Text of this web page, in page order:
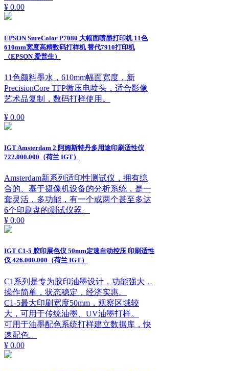
¥ 0.00
EPSON SureColor P7080 大幅面喷墨打印机 11色
610mm宽度高精数码打样机 替代7910打印机
（EPSON 爱普生）
11色颜料墨水，610mm幅面宽度，新
PrecisionCore TFP微压电喷头，适合影像
艺术品复制，数码打样使用。
¥ 0.00
IGT Amsterdam 2 阿姆斯特丹多用途印刷适性仪
722.000.000（荷兰 IGT）
Amsterdam新系列适印性测试仪，拥有综
合的、基于摄像机设备的分析系统，是一
套灵活，多功能，有一个或两个甚至多达
6个印刷盘的测试仪器。
¥ 0.00
IGT C1-5 胶印展色仪 50mm定速自动控压 印刷适性
仪 426.000.000（荷兰 IGT）
C1系列是专为胶印油墨设计，功能强大，
操作简单，状态稳定，经济实惠。
C1-5最大印刷宽度50mm，观察区域较
大，可用于传统油墨、UV油墨打样。
可用于油墨配色系统打样建立数据库，快
速配色。
¥ 0.00